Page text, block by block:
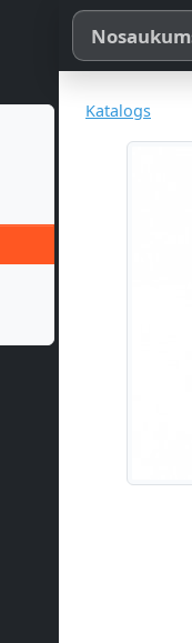
Meklēt pēc
Katalogs